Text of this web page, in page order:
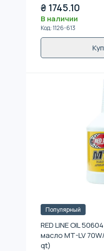
₴ 1745.10
В наличии
Код:1126-613
Популярный
RED LINE OIL
масло MT-LV
qt)